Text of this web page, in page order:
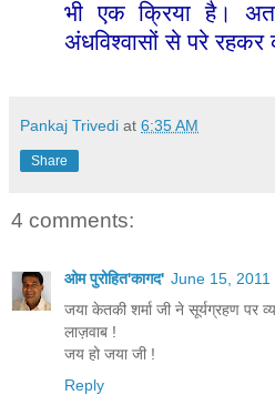
भी एक क्रिया है।
अंधविश्वासों से परे रहकर
Pankaj Trivedi at 6:35 AM
Share
4 comments:
ओम पुरोहित'कागद' June 15, 2011
जया केतकी शर्मा जी ने सूर्यग्रहण पर
लाज़वाब !
जय हो जया जी !
Reply